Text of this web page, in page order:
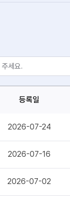
등록일
2026-07-24
2026-07-16
2026-07-02